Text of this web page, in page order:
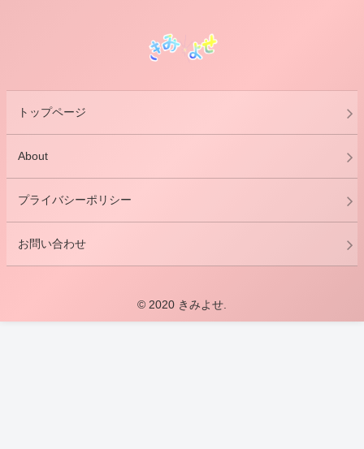
トップページ
About
プライバシーポリシー
お問い合わせ
© 2020 きみよせ.